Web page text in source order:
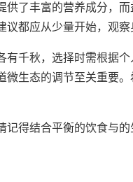
供了丰富的营养成分，
都应从少量开始，观察
有千秋，选择时需根据
微生态的调节至关重要
记得结合平衡的饮食与